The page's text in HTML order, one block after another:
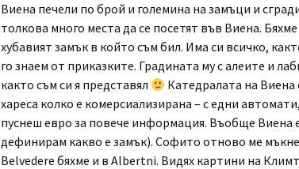
Виена печели по брой и големина на замъци и
толкова много места да се посетят във Виена.
хубавият замък в който съм бил. Има си всичко,
го знаем от приказките. Градината му с алеите и
както съм си я представял
Катедралата на
хареса колко е комерсиализирана – с едни
пуснеш евро за повече информация. Въобще Виена
дефинирам какво е замък). Софито отново ме
Belvedere бяхме и в Albertni. Видях картини на